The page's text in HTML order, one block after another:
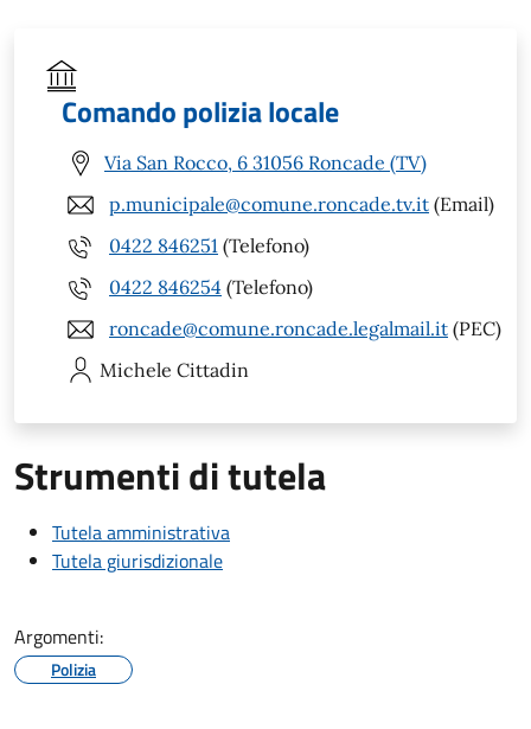
Comando polizia locale
Via San Rocco, 6 31056 Roncade (TV)
p.municipale@comune.roncade.tv.it (Email)
0422 846251 (Telefono)
0422 846254 (Telefono)
roncade@comune.roncade.legalmail.it (PEC)
Michele Cittadin
Strumenti di tutela
Tutela amministrativa
Tutela giurisdizionale
Argomenti:
Polizia